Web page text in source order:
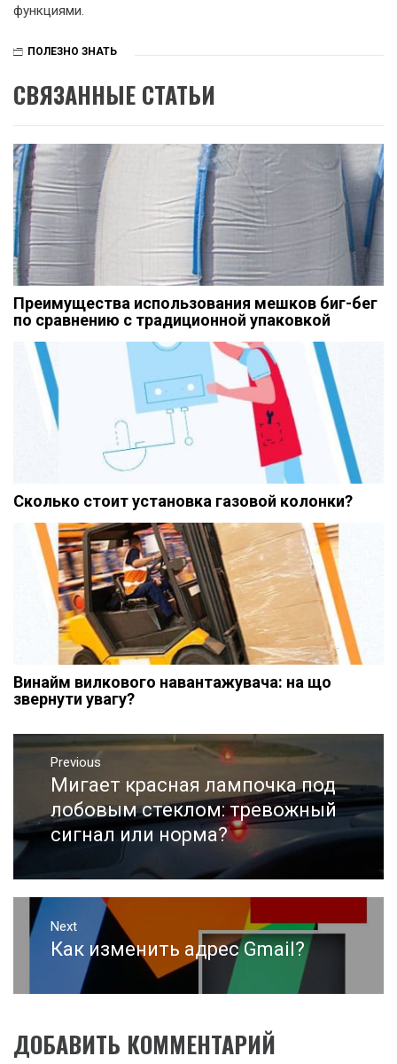
функциями.
ПОЛЕЗНО ЗНАТЬ
СВЯЗАННЫЕ СТАТЬИ
Преимущества использования мешков биг-бег
по сравнению с традиционной упаковкой
Сколько стоит установка газовой колонки?
Винайм вилкового навантажувача: на що
звернути увагу?
Навигация
записям
Previous
Previous
post:
Мигает красная лампочка под
лобовым стеклом: тревожный
сигнал или норма?
Next
Next
Как изменить адрес Gmail?
ДОБАВИТЬ КОММЕНТАРИЙ